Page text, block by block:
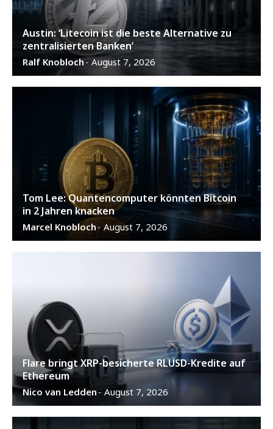
Austin: ‘Litecoin ist die beste Alternative zu
zentralisierten Banken’
Ralf Knobloch- August 7, 2026
Tom Lee: Quantencomputer könnten Bitcoin
in 2 Jahren knacken
Marcel Knobloch- August 7, 2026
Flare bringt XRP-besicherte RLUSD-Kredite auf
Ethereum
Nico van Ledden- August 7, 2026